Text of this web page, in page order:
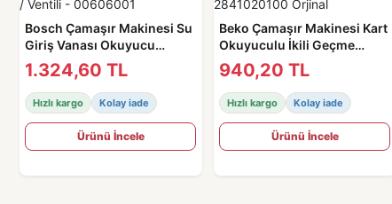
Bosch Çamaşır Makinesi Su
Giriş Vanası Okuyucu
Sensörlü / Ventili -
00606001
1.324,60 TL
Hızlı kargo Kolay iade
Ürünü İncele
Beko Çamaşır Makinesi Kart
Okuyuculu İkili Geçme
Ventil - 2841020100 Orjinal
940,20 TL
Hızlı kargo Kolay iade
Ürünü İncele